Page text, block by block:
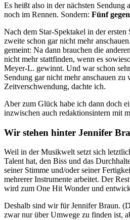
Es heißt also in der nächsten Sendung
noch im Rennen. Sondern: Fünf
Nach dem Star-Spektakel in der
zweite schon gar nicht mehr
gemeint: Na dann brauchen die
nicht mehr stattfinden, wenn es
Meyer-L. gewinnt. Und war schon
Sendung gar nicht mehr anschauen zu
Zeitverschwendung, dachte ich.
Aber zum Glück habe ich dann doch
inzwischen auch redaktionsintern mit
Wir stehen hinter Jennifer
Weil in der Musikwelt setzt sich
Talent hat, den Biss und das
seiner Stimme und/oder seiner
mehrerer Instrumente arbeitet. Der
wird zum One Hit Wonder und
Deshalb sind wir für Jennifer Braun.
zwar nur über Umwege zu finden ist,